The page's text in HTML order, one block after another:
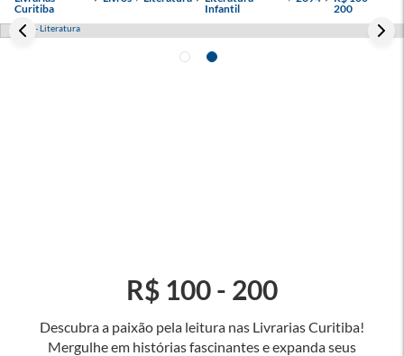
Curitiba
Infantil
200
Descubra a paixão pela leitura nas Livrarias Curitiba!
Mergulhe em histórias fascinantes e expanda seus
R$ 100 - 200